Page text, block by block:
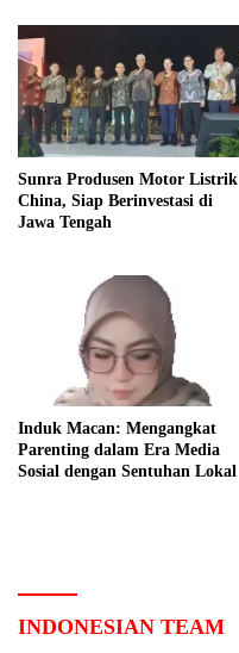
Sunra Produsen Motor Listrik
China, Siap Berinvestasi di
Jawa Tengah
Induk Macan: Mengangkat
Parenting dalam Era Media
Sosial dengan Sentuhan Lokal
INDONESIAN TEAM